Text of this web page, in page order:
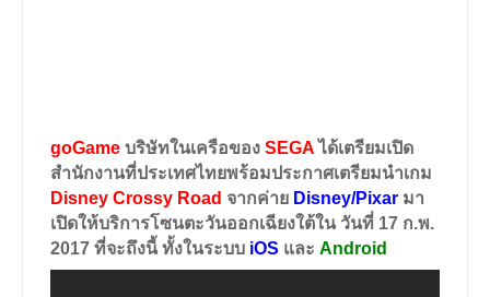
goGame บริษัทในเครือของ SEGA ได้เตรียมเปิด
สำนักงานที่ประเทศไทยพร้อมประกาศเตรียมนำเกม
Disney Crossy Road จากค่าย Disney/Pixar มา
เปิดให้บริการโซนตะวันออกเฉียงใต้ในวันที่ 17 ก.พ.
2017 ที่จะถึงนี้ ทั้งในระบบ iOS และ Android